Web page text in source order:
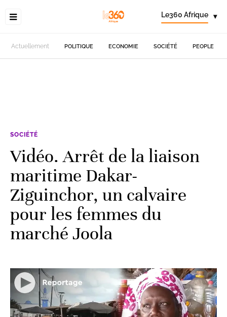
Le360 Afrique ▾
Actuellement POLITIQUE ECONOMIE SOCIÉTÉ PEOPLE
SOCIÉTÉ
Vidéo. Arrêt de la liaison
maritime Dakar-
Ziguinchor, un calvaire
pour les femmes du
marché Joola